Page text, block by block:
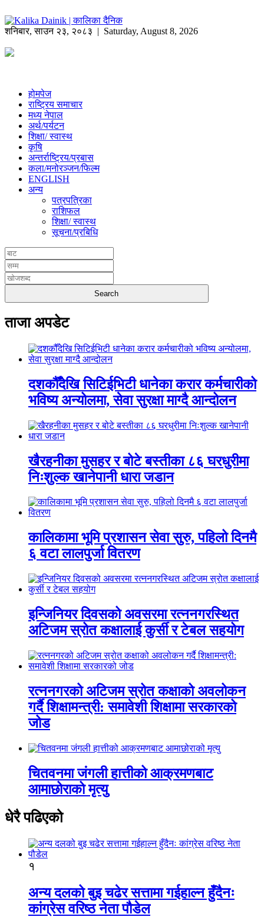
शनिबार,साउन २३, २०८३ | Saturday, August 8, 2026
होमपेज
राष्ट्रिय समाचार
मध्य नेपाल
अर्थ/पर्यटन
शिक्षा/ स्वास्थ
कृषि
अन्तर्राष्ट्रिय/प्रबास
कला/मनोरञ्जन/फिल्म
ENGLISH
अन्य
पत्रपत्रिका
राशिफल
शिक्षा/ स्वास्थ
सूचना/प्रबिधि
ताजा अपडेट
दशकौँदेखि सिटिईभिटी धानेका करार कर्मचारीको
भविष्य अन्योलमा, सेवा सुरक्षा माग्दै आन्दोलन
खैरहनीका मुसहर र बोटे बस्तीका ८६ घरधुरीमा
निःशुल्क खानेपानी धारा जडान
कालिकामा भूमि प्रशासन सेवा सुरु, पहिलो दिनमै
६ वटा लालपुर्जा वितरण
इन्जिनियर दिवसको अवसरमा रत्ननगरस्थित
अटिजम स्रोत कक्षालाई कुर्सी र टेबल सहयोग
रत्ननगरको अटिजम स्रोत कक्षाको अवलोकन
गर्दै शिक्षामन्त्री: समावेशी शिक्षामा सरकारको
जोड
चितवनमा जंगली हात्तीको आक्रमणबाट
आमाछोराको मृत्यु
धेरै पढिएको
१
अन्य दलको बुइ चढेर सत्तामा गईहाल्न हुँदैनः
कांग्रेस वरिष्ठ नेता पौडेल